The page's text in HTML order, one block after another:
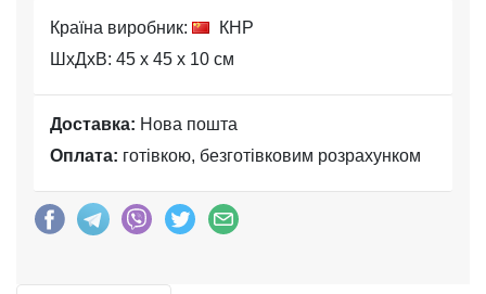
Країна виробник:
КНР
ШхДхВ: 45 x 45 x 10 см
Доставка: Нова пошта
Оплата: готівкою, безготівковим розрахунком